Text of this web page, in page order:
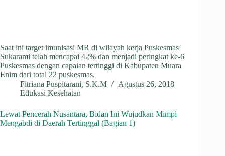
Saat ini target imunisasi MR di wilayah kerja Puskesmas
Sukarami telah mencapai 42% dan menjadi peringkat ke-6
Puskesmas dengan capaian tertinggi di Kabupaten Muara
Enim dari total 22 puskesmas.
Fitriana Puspitarani, S.K.M
Agustus 26, 2018
Edukasi Kesehatan
Lewat Pencerah Nusantara, Bidan Ini Wujudkan Mimpi
Mengabdi di Daerah Tertinggal (Bagian 1)